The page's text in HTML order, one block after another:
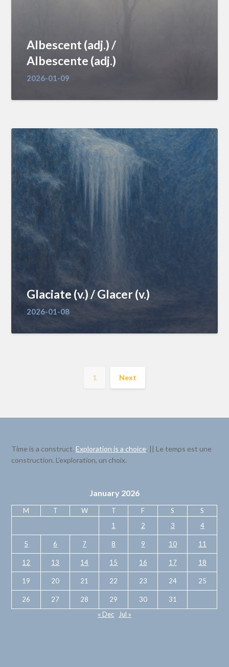
Albescent (adj.) /
Albescente (adj.)
2026-01-09
Glaciate (v.) / Glacer (v.)
2026-01-08
1 Next
Time is a construct.Exploration is a choice. || Le temps est une
construction. L’exploration, un choix.
January 2026
M T W T F S
S
1
2 3 4
5 6 7 8 9 10 11
12 13 14 15 16 17 18
19 20 21 22 23 24 25
26 27 28 29 30
31
« Dec
Jul »